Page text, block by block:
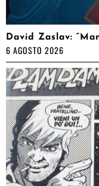
David Zaslav:
6 AGOSTO 2026